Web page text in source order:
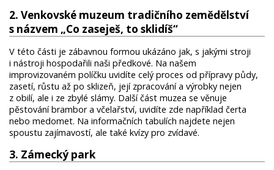
2. Venkovské muzeum tradičního zemědělství
s názvem „Co zaseješ, to sklidíš“
V této části je zábavnou formou ukázáno jak, s jakými stroji
i nástroji hospodařili naši předkové. Na našem
improvizovaném políčku uvidíte celý proces od přípravy půdy,
zasetí, růstu až po sklizeň, její zpracování a výrobky nejen
z obilí, ale i ze zbylé slámy. Další část muzea se věnuje
pěstování brambor a včelařství, uvidíte zde například čerta
nebo medomet. Na informačních tabulích najdete nejen
spoustu zajímavostí, ale také kvízy pro zvídavé.
3. Zámecký park